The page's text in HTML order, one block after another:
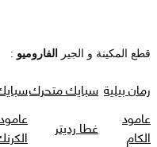
قطع المكينة و الجير الفاروميو :
رمان بيلية سبايك متحرك
عامود
الكام
غطا رديتر
عامود